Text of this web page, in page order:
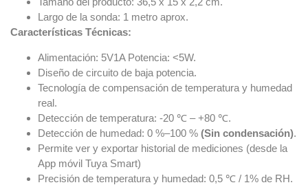
Largo de la sonda: 1 metro aprox.
Características Técnicas:
Alimentación: 5V1A Potencia: <5W.
Diseño de circuito de baja potencia.
Tecnología de compensación de temperatura y humedad
real.
Detección de temperatura: -20 ℃ – +80 ℃.
Detección de humedad: 0 %–100 % (Sin condensación).
Permite ver y exportar historial de mediciones (desde la
App móvil Tuya Smart)
Precisión de temperatura y humedad: 0,5 ℃ / 1% de RH.